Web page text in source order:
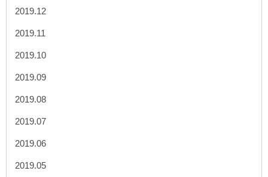
2019.12
2019.11
2019.10
2019.09
2019.08
2019.07
2019.06
2019.05